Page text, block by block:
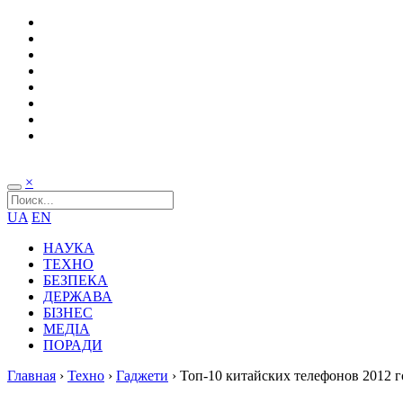
×
UA EN
НАУКА
ТЕХНО
БЕЗПЕКА
ДЕРЖАВА
БІЗНЕС
МЕДІА
ПОРАДИ
Главная › Техно › Гаджети › Топ-10 китайских телефонов 2012